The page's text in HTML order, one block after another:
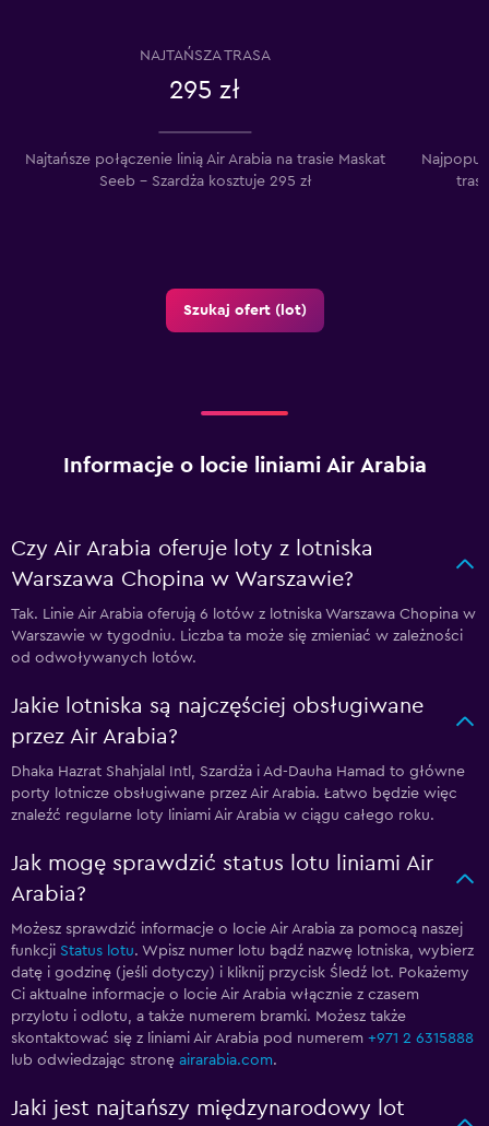
NAJTAŃSZA TRASA
295 zł
Najtańsze połączenie linią Air Arabia na trasie Maskat
Seeb – Szardża kosztuje 295 zł
Szukaj ofert (lot)
Informacje o locie liniami Air Arabia
Czy Air Arabia oferuje loty z lotniska
Warszawa Chopina w Warszawie?
Tak. Linie Air Arabia oferują 6 lotów z lotniska Warszawa Chopina w
Warszawie w tygodniu. Liczba ta może się zmieniać w zależności
od odwoływanych lotów.
Jakie lotniska są najczęściej obsługiwane
przez Air Arabia?
Dhaka Hazrat Shahjalal Intl, Szardża i Ad-Dauha Hamad to główne
porty lotnicze obsługiwane przez Air Arabia. Łatwo będzie więc
znaleźć regularne loty liniami Air Arabia w ciągu całego roku.
Jak mogę sprawdzić status lotu liniami Air
Arabia?
Możesz sprawdzić informacje o locie Air Arabia za pomocą naszej
funkcji Status lotu. Wpisz numer lotu bądź nazwę lotniska, wybierz
datę i godzinę (jeśli dotyczy) i kliknij przycisk Śledź lot. Pokażemy
Ci aktualne informacje o locie Air Arabia włącznie z czasem
przylotu i odlotu, a także numerem bramki. Możesz także
skontaktować się z liniami Air Arabia pod numerem +971 2 6315888
lub odwiedzając stronę airarabia.com.
Jaki jest najtańszy międzynarodowy lot